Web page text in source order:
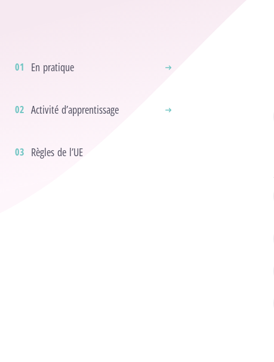
En pratique
Activité d’apprentissage
Règles de l’UE